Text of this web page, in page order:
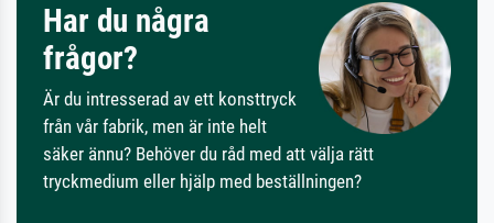
Har du några
frågor?
Är du intresserad av ett konsttryck
från vår fabrik, men är inte helt
säker ännu? Behöver du råd med att välja rätt
tryckmedium eller hjälp med beställningen?